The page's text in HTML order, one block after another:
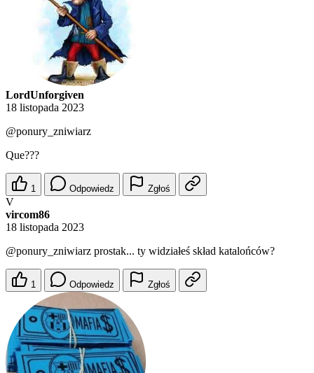
LordUnforgiven
18 listopada 2023
@ponury_zniwiarz
Que???
1 Odpowiedz Zgłoś
V
vircom86
18 listopada 2023
@ponury_zniwiarz prostak... ty widziałeś skład katalońców?
1 Odpowiedz Zgłoś